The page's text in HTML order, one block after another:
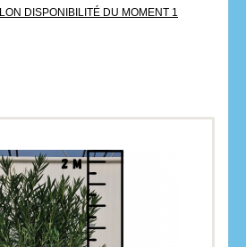
DISPONIBILITÉ DU MOMENT 1